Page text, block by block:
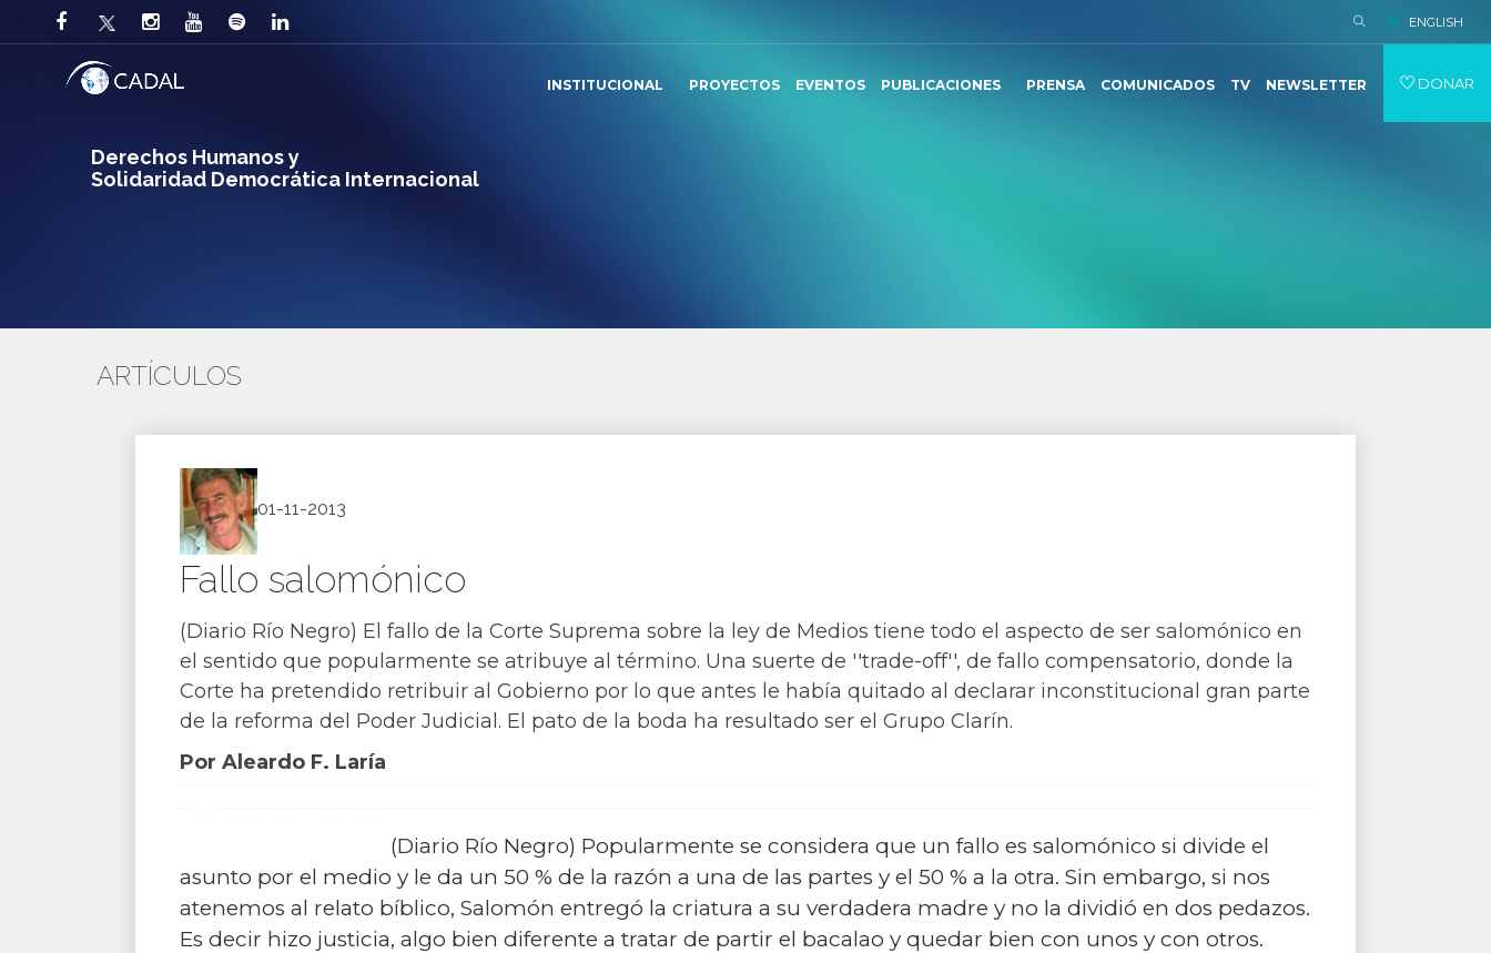
Derechos Humanos y
Solidaridad Democrática Internacional
ENGLISH
INSTITUCIONAL PROYECTOS EVENTOS PUBLICACIONES PRENSA COMUNICADOS TV NEWSLETTER DONAR
ARTÍCULOS
01-11-2013
Fallo salomónico
(Diario Río Negro) El fallo de la Corte Suprema sobre la ley de Medios tiene todo el aspecto de ser salomónico en
el sentido que popularmente se atribuye al término. Una suerte de ''trade-off'', de fallo compensatorio, donde la
Corte ha pretendido retribuir al Gobierno por lo que antes le había quitado al declarar inconstitucional gran parte
de la reforma del Poder Judicial. El pato de la boda ha resultado ser el Grupo Clarín.
Por Aleardo F. Laría
(Diario Río Negro) Popularmente se considera que un fallo es salomónico si divide el
asunto por el medio y le da un 50 % de la razón a una de las partes y el 50 % a la otra. Sin embargo, si nos
atenemos al relato bíblico, Salomón entregó la criatura a su verdadera madre y no la dividió en dos pedazos.
Es decir hizo justicia, algo bien diferente a tratar de partir el bacalao y quedar bien con unos y con otros.